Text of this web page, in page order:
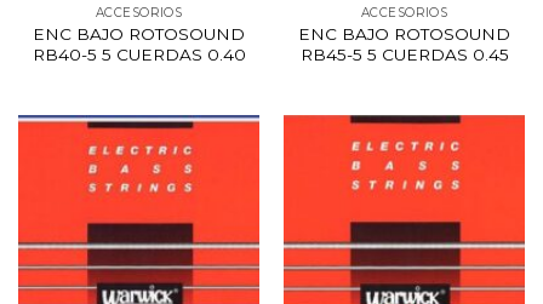
ACCESORIOS
ENC BAJO ROTOSOUND
RB40-5 5 CUERDAS 0.40
ACCESORIOS
ENC BAJO ROTOSOUND
RB45-5 5 CUERDAS 0.45